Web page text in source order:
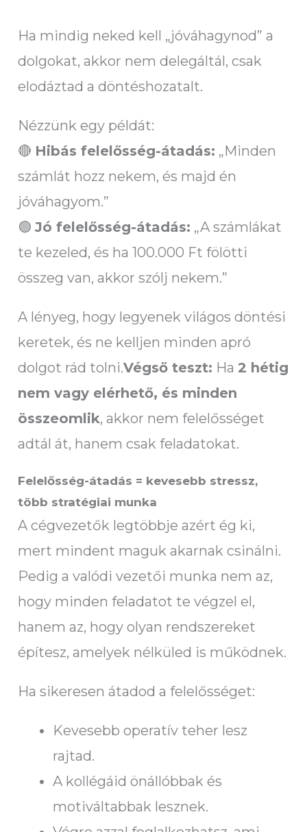
Ha mindig neked kell „jóváhagynod” a
dolgokat, akkor nem delegáltál, csak
elodáztad a döntéshozatalt.
Nézzünk egy példát:
🔴 Hibás felelősség-átadás: „Minden
számlát hozz nekem, és majd én
jóváhagyom.”
🟢Jó felelősség-átadás: „A számlákat
te kezeled, és ha 100.000 Ft fölötti
összeg van, akkor szólj nekem.”
A lényeg, hogy legyenek világos döntési
keretek, és ne kelljen minden apró
dolgot rád tolni.Végső teszt: Ha2 hétig
nem vagy elérhető, és minden
összeomlik, akkor nem felelősséget
adtál át, hanem csak feladatokat.
Felelősség-átadás = kevesebb stressz,
több stratégiai munka
A cégvezetők legtöbbje azért ég ki,
mert mindent maguk akarnak csinálni.
Pedig a valódi vezetői munka nem az,
hogy minden feladatot te végzel el,
hanem az, hogy olyan rendszereket
építesz, amelyek nélküled is működnek.
Ha sikeresen átadod a felelősséget:
Kevesebb operatív teher lesz
rajtad.
A kollégáid önállóbbak és
motiváltabbak lesznek.